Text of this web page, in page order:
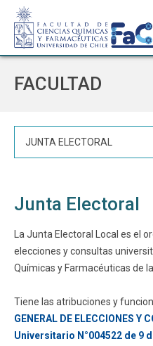
EXTENSIÓN
Funcionarios
FACULTAD
JUNTA ELECTORAL
Junta Electoral
La Junta Electoral Local es el
elecciones y consultas
Químicas y Farmacéuticas de
Tiene las atribuciones y
GENERAL DE ELECCIONES Y
Universitario N°004522 de 9